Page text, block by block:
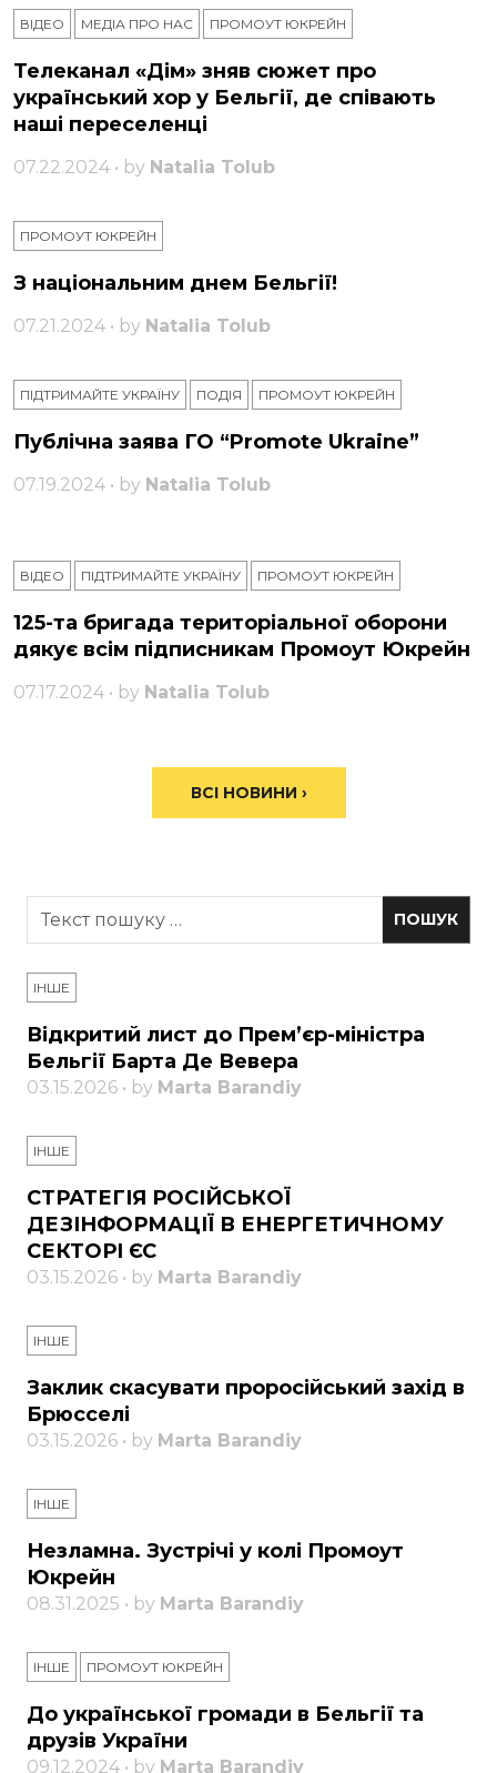
ВІДЕО МЕДІА ПРО НАС ПРОМОУТ ЮКРЕЙН
Телеканал «Дім» зняв сюжет про
український хор у Бельгії, де співають
наші переселенці
07.22.2024 • by Natalia Tolub
ПРОМОУТ ЮКРЕЙН
З національним днем ​​Бельгії!
07.21.2024 • by Natalia Tolub
ПІДТРИМАЙТЕ УКРАЇНУ ПОДІЯ ПРОМОУТ ЮКРЕЙН
Публічна заява ГО “Promote Ukraine”
07.19.2024 • by Natalia Tolub
ВІДЕО ПІДТРИМАЙТЕ УКРАЇНУ ПРОМОУТ ЮКРЕЙН
125-та бригада територіальної оборони
дякує всім підписникам Промоут Юкрейн
07.17.2024 • by Natalia Tolub
ВСІ НОВИНИ ›
ІНШЕ
Відкритий лист до Прем’єр-міністра
Бельгії Барта Де Вевера
03.15.2026 • by Marta Barandiy
ІНШЕ
СТРАТЕГІЯ РОСІЙСЬКОЇ
ДЕЗІНФОРМАЦІЇ В ЕНЕРГЕТИЧНОМУ
СЕКТОРІ ЄС
03.15.2026 • by Marta Barandiy
ІНШЕ
Заклик скасувати проросійський захід в
Брюсселі
03.15.2026 • by Marta Barandiy
ІНШЕ
Незламна. Зустрічі у колі Промоут
Юкрейн
08.31.2025 • by Marta Barandiy
ІНШЕ ПРОМОУТ ЮКРЕЙН
До української громади в Бельгії та
друзів України
09.12.2024 • by Marta Barandiy